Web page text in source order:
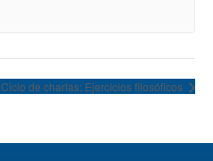
Ciclo de charlas: Ejercicios filosóficos